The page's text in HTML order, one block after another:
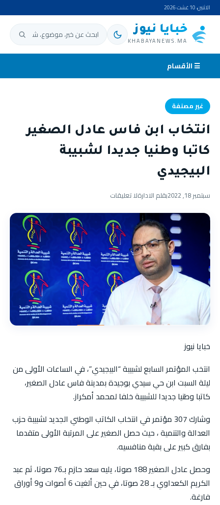
الاثنين، 10 غشت 2026
خبايا نيوز
KHABAYANEWS.MA ابحث عن:
☰ الأقسام
غير مصنفة
انتخاب ابن فاس عادل الصغير
كاتبا وطنيا جديدا لشبيبة
البيجيدي
سبتمبر 18, 2022 بقلم الادارةلا تعليقات
خبايا نيوز
انتخب المؤتمر السابع لشبيبة “البيجيدي”، في الساعات الأولى من
ليلة السبت ابن حي سيدي بوجيدة بمدينة فاس عادل الصغير،
كاتبا وطنيا جديدا للشبيبة خلفا لمحمد أمكراز.
وشارك 307 مؤتمر في انتخاب الكاتب الوطني الجديد لشبيبة حزب
العدالة والتنمية ، حيث حصل الصغير على المرتبة الأولى متقدما
بفارق كبير على بقية منافسيه.
وحصل عادل الصغير 188 صوتا، يليه سعد حازم بـ76 صوتا، ثم عبد
الكريم الكعداوي بـ 28 صوتا، في حين ألغيت 6 أصوات و9 أوراق
فارغة.